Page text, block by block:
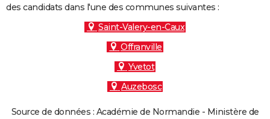
des candidats dans l'une des communes suivantes :
Saint-Valery-en-Caux
Offranville
Yvetot
Auzebosc
Source de données : Académie de Normandie - Ministère de